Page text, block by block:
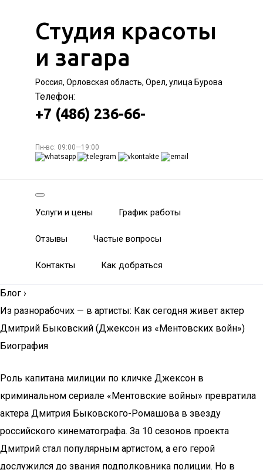
Студия красоты
и загара
Россия, Орловская область, Орел, улица Бурова
Телефон:
+7 (486) 236-66-
Пн-вс: 09:00—19:00
Услуги и цены График работы
Отзывы Частые вопросы
Контакты Как добраться
Блог ›
Из разнорабочих — в артисты: Как сегодня живет актер
Дмитрий Быковский (Джексон из «Ментовских войн»)
Биография
Роль капитана милиции по кличке Джексон в
криминальном сериале «Ментовские войны» превратила
актера Дмитрия Быковского-Ромашова в звезду
российского кинематографа. За 10 сезонов проекта
Дмитрий стал популярным артистом, а его герой
дослужился до звания подполковника полиции. Но в